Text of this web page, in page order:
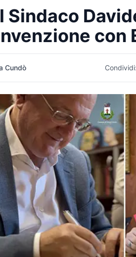
Sindaco
con
Cundò Condividi: